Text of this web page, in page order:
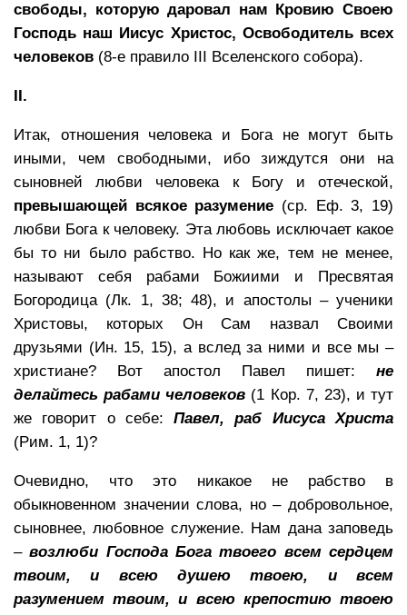
свободы, которую даровал нам Кровию Своею
Господь наш Иисус Христос, Освободитель всех
человеков (8-е правило III Вселенского собора).
II.
Итак, отношения человека и Бога не могут быть
иными, чем свободными, ибо зиждутся они на
сыновней любви человека к Богу и отеческой,
превышающей всякое разумение (ср. Еф. 3, 19)
любви Бога к человеку. Эта любовь исключает какое
бы то ни было рабство. Но как же, тем не менее,
называют себя рабами Божиими и Пресвятая
Богородица (Лк. 1, 38; 48), и апостолы – ученики
Христовы, которых Он Сам назвал Своими
друзьями (Ин. 15, 15), а вслед за ними и все мы –
христиане? Вот апостол Павел пишет: не
делайтесь рабами человеков (1 Кор. 7, 23), и тут
же говорит о себе:Павел, раб Иисуса Христа
(Рим. 1, 1)?
Очевидно, что это никакое не рабство в
обыкновенном значении слова, но – добровольное,
сыновнее, любовное служение. Нам дана заповедь
–возлюби Господа Бога твоего всем сердцем
твоим, и всею душею твоею, и всем
разумением твоим, и всею крепостию твоею